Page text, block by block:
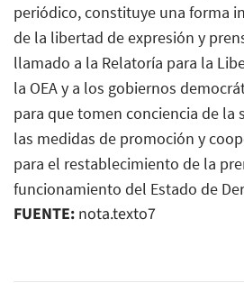
periódico, constituye una forma
de la libertad de expresión y
llamado a la Relatoría para la
la OEA y a los gobiernos
para que tomen conciencia de la
las medidas de promoción y
para el restablecimiento de la
funcionamiento del Estado de
FUENTE: nota.texto7